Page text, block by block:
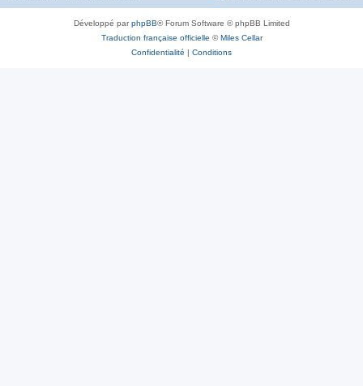
Développé parphpBB® Forum Software © phpBB Limited
Traduction française officielle ©Miles Cellar
Confidentialité | Conditions